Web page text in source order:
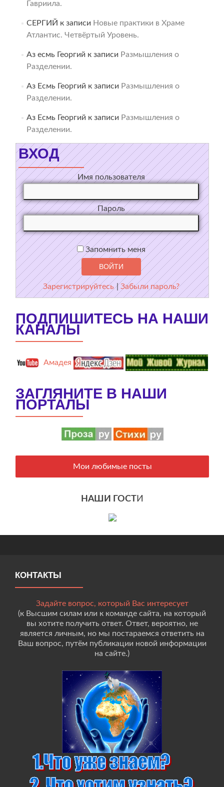
Гавриила.
СЕРГИЙ к записи Новые практики в Храме
Атлантис. Четвёртый Уровень.
Аз есмь Георгий к записи Размышления о
Разделении.
Аз Есмь Георгий к записи Размышления о
Разделении.
Аз Есмь Георгий к записи Размышления о
Разделении.
ВХОД
Имя пользователя
Пароль
Запомнить меня
Зарегистрируйтесь |Забыли пароль?
ПОДПИШИТЕСЬ НА НАШИ
КАНАЛЫ
Амадея
ЗАГЛЯНИТЕ В НАШИ
ПОРТАЛЫ
Мои любимые посты
НАШИ ГОСТИ
КОНТАКТЫ
Задайте вопрос, который Вас интересует
(к Высшим силам или к команде сайта, на который
вы хотите получить ответ. Ответ, вероятно, не
является личным, но мы постараемся ответить на
Ваш вопрос, путём публикации новой информации
на сайте.)